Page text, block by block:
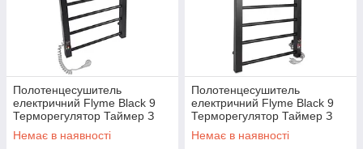
Полотенцесушитель
електричний Flyme Black 9
Терморегулятор Таймер З
лівим підключенням. Чорний
Немає в наявності
Полотенцесушитель
електричний Flyme Black 9
Терморегулятор Таймер З
правим підключенням.
Чорний
Немає в наявності